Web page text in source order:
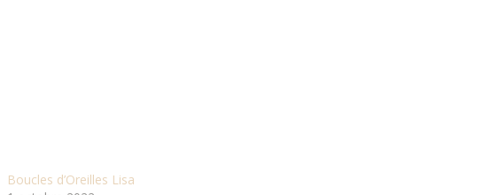
Boucles d’Oreilles Lisa